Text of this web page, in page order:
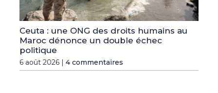
Ceuta : une ONG des droits humains au
Maroc dénonce un double échec
politique
6 août 2026 | 4 commentaires